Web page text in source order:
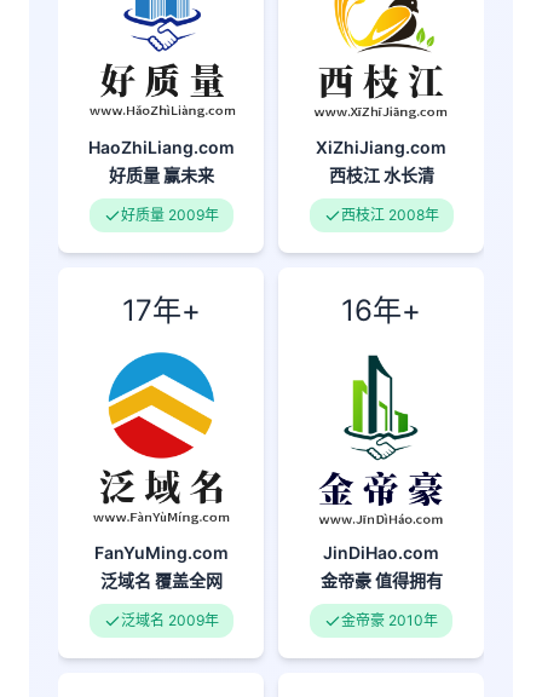
HaoZhiLiang.com
好质量赢未来
好质量 2009年
XiZhiJiang.com
西枝江水长清
西枝江 2008年
17年+
FanYuMing.com
泛域名 覆盖全网
泛域名 2009年
16年+
JinDiHao.com
金帝豪值得拥有
金帝豪 2010年